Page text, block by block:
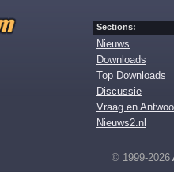
Sections:
Nieuws
Downloads
Top Downloads
Discussie
Vraag en
Nieuws2.nl
© 1999-2026